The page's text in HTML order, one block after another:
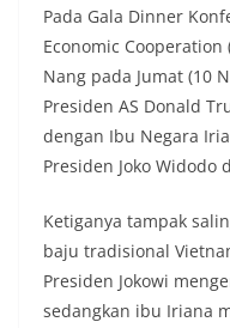
Pada Gala Dinner
Economic Cooperation
Nang pada Jumat (10
Presiden AS Donald
dengan Ibu Negara
Presiden Joko
Ketiganya tampak
baju tradisional
Presiden Jokowi
sedangkan ibu Iriana